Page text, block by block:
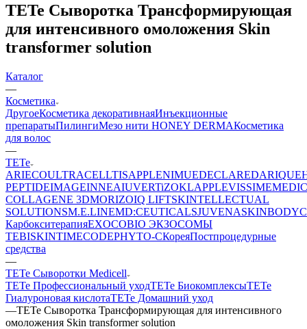
TETe Сыворотка Трансформирующая
для интенсивного омоложения Skin
transformer solution
Каталог
—
Косметика
ДругоеКосметика декоративнаяИнъекционные
препаратыПилингиМезо нити HONEY DERMAКосметика
для волос
—
TETe
ARIECOULTRACELLTISAPPLENIMUEDECLAREDARIQUE
PEPTIDEIMAGEINNEAIUVERTiZOKLAPPLEVISSIME
COLLAGENE 3DMORIZOIQ LIFTSKINTELLECTUAL
SOLUTIONSM.E.LINEMD:CEUTICALSJUVENASKINBODY
КарбокситерапияEXOCOBIO ЭКЗОСОМЫ
TEBISKINTIMECODEPHYTO-CКореяПостпроцедурные
средства
—
TETe Сыворотки Medicell
TETe Профессиональный уходTETe БиокомплексыTETe
Гиалуроновая кислотаTETe Домашний уход
—TETe Сыворотка Трансформирующая для интенсивного
омоложения Skin transformer solution